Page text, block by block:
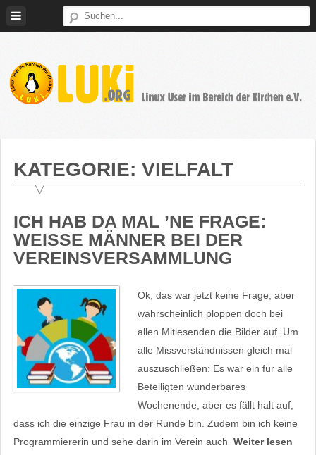
Bereich
KATEGORIE: VIELFALT
ICH HAB DA MAL ’NE FRAGE:
WEISSE MÄNNER BEI DER V
EREINSVERSAMMLUNG
Ok, das war jetzt keine Frage, aber
wahrscheinlich ploppen doch bei
allen Mitlesenden die Bilder auf. Um
alle Missverständnissen gleich mal
auszuschließen: Es war ein für alle
Beteiligten wunderbares
Wochenende, aber es fällt halt auf,
dass ich die einzige Frau in der Runde bin. Zudem bin ich keine
Programmiererin und sehe darin im Verein auch Weiter lesen